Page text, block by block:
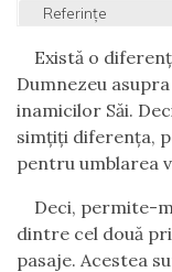
Referințe
Există o
Dumnezeu
inamicilor Săi.
simțiți diferența,
pentru umblarea
Deci, permite-
dintre cel două
pasaje. Acestea